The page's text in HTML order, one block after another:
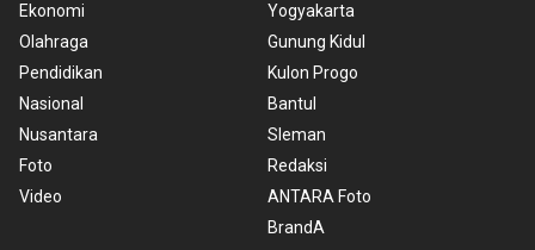
Ekonomi
Olahraga
Pendidikan
Nasional
Nusantara
Foto
Video
Yogyakarta
Gunung Kidul
Kulon Progo
Bantul
Sleman
Redaksi
ANTARA Foto
BrandA